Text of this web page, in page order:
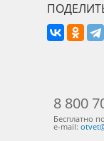
8 800
Бесплатно
e-mail: